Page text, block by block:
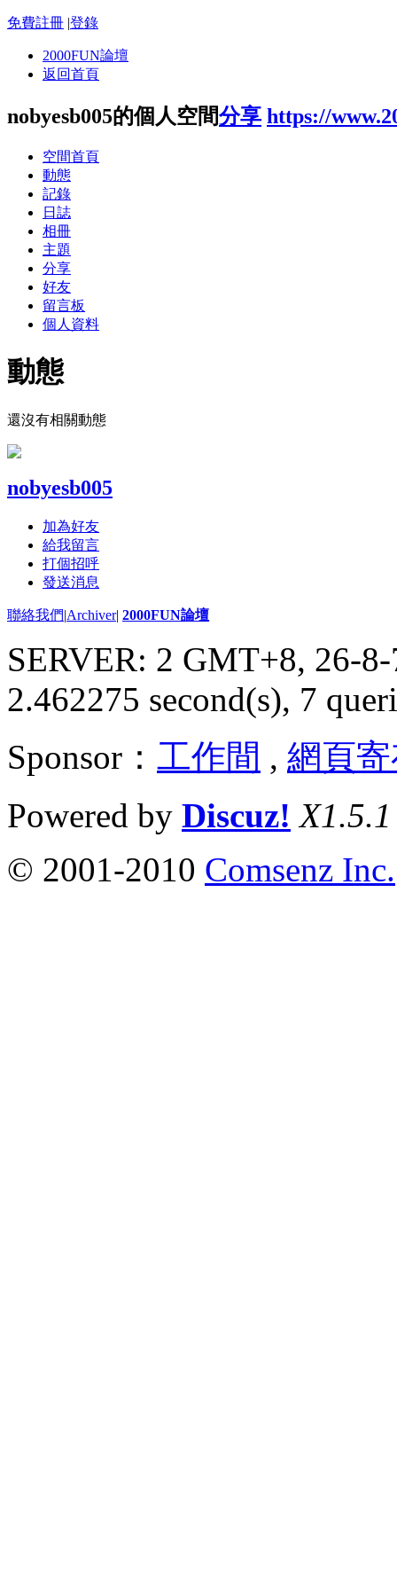
免費註冊 |登錄
2000FUN論壇
返回首頁
nobyesb005的個人空間分享 https://
空間首頁
動態
記錄
日誌
相冊
主題
分享
好友
留言板
個人資料
動態
還沒有相關動態
nobyesb005
加為好友
給我留言
打個招呼
發送消息
聯絡我們|Archiver| 2000FUN論壇
SERVER: 2 GMT+8, 26-
2.462275 second(s), 7
Sponsor： 工作間 , 網頁
Powered by Discuz! X1.5.1
© 2001-2010 Comsenz Inc.